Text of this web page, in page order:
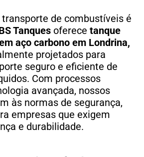
de combustíveis é
Tanques oferece tanque
aço carbono em Londrina,
projetados para
seguro e eficiente de
Com processos
avançada, nossos
às normas de segurança,
empresas que exigem
e durabilidade.